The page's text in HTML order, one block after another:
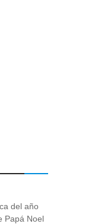
del año
Papá Noel